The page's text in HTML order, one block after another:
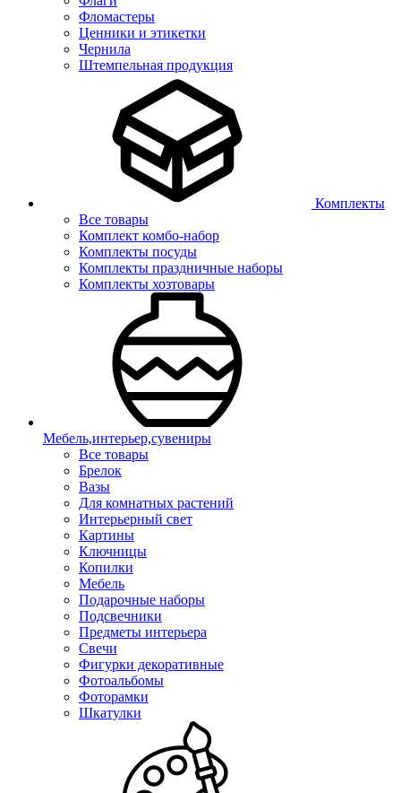
Фломастеры
Ценники и этикетки
Чернила
Штемпельная продукция
Комплекты
Все товары
Комплект комбо-набор
Комплекты посуды
Комплекты праздничные наборы
Комплекты хозтовары
Мебель,интерьер,сувениры
Все товары
Брелок
Вазы
Для комнатных растений
Интерьерный свет
Картины
Ключницы
Копилки
Мебель
Подарочные наборы
Подсвечники
Предметы интерьера
Свечи
Фигурки декоративные
Фотоальбомы
Фоторамки
Шкатулки